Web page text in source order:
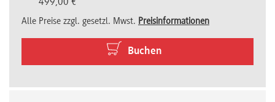
Newsletter
Alle Preise zzgl. gesetzl. Mwst. Preisinformationen
Buchen